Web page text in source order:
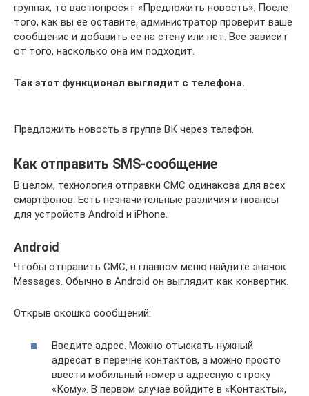
группах, то вас попросят «Предложить новость». После
того, как вы ее оставите, администратор проверит ваше
сообщение и добавить ее на стену или нет. Все зависит
от того, насколько она им подходит.
Так этот функционал выглядит с телефона.
Предложить новость в группе ВК через телефон.
Как отправить SMS-сообщение
В целом, технология отправки СМС одинакова для всех
смартфонов. Есть незначительные различия и нюансы
для устройств Android и iPhone.
Android
Чтобы отправить СМС, в главном меню найдите значок
Messages. Обычно в Android он выглядит как конвертик.
Открыв окошко сообщений:
Введите адрес. Можно отыскать нужный
адресат в перечне контактов, а можно просто
ввести мобильный номер в адресную строку
«Кому». В первом случае войдите в «Контакты»,